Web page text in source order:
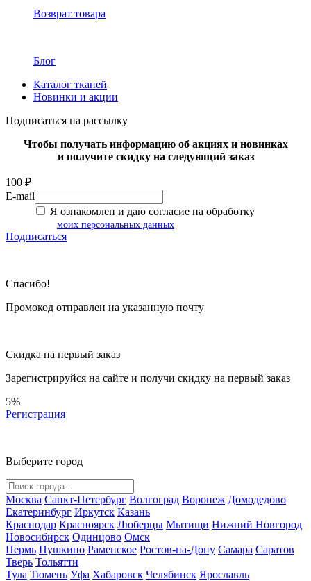
Возврат товара
Блог
Каталог тканей
Новинки и акции
Подписаться на рассылку
Чтобы получать информацию об акциях и новинках
и получите скидку на следующий заказ
100 ₽
E-mail
Я ознакомлен и даю согласие на обработку
моих персональных данных
Подписаться
Спасибо!
Промокод отправлен на указанную почту
Скидка на первый заказ
Зарегистрируйся на сайте и получи скидку на первый заказ
5%
Регистрация
Выберите город
Москва Санкт-Петербург Волгоград Воронеж Домодедово
Екатеринбург Иркутск Казань
Краснодар Красноярск Люберцы Мытищи Нижний Новгород
Новосибирск Одинцово Омск
Пермь Пушкино Раменское Ростов-на-Дону Самара Саратов
Тверь Тольятти
Тула Тюмень Уфа Хабаровск Челябинск Ярославль